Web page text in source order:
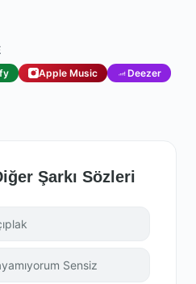
Apple Music Deezer
Şarkı Sözleri
Sensiz